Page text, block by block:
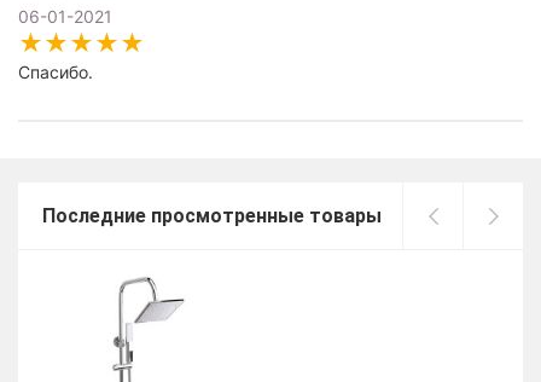
06-01-2021
Спасибо.
Последние просмотренные товары